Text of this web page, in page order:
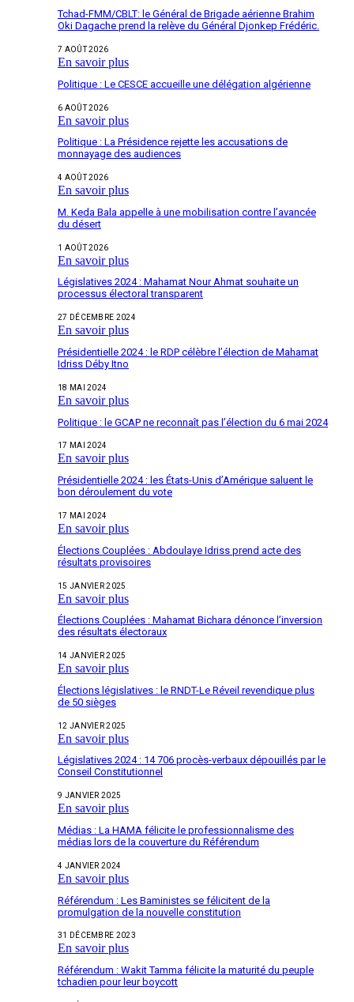
Tchad-FMM/CBLT: le Général de Brigade aérienne Brahim
Oki Dagache prend la relève du Général Djonkep Frédéric.
7 AOÛT 2026
En savoir plus
Politique : Le CESCE accueille une délégation algérienne
6 AOÛT 2026
En savoir plus
Politique : La Présidence rejette les accusations de
monnayage des audiences
4 AOÛT 2026
En savoir plus
M. Keda Bala appelle à une mobilisation contre l’avancée
du désert
1 AOÛT 2026
En savoir plus
Législatives 2024 : Mahamat Nour Ahmat souhaite un
processus électoral transparent
27 DÉCEMBRE 2024
En savoir plus
Présidentielle 2024 : le RDP célèbre l’élection de Mahamat
Idriss Déby Itno
18 MAI 2024
En savoir plus
Politique : le GCAP ne reconnaît pas l’élection du 6 mai 2024
17 MAI 2024
En savoir plus
Présidentielle 2024 : les États-Unis d’Amérique saluent le
bon déroulement du vote
17 MAI 2024
En savoir plus
Élections Couplées : Abdoulaye Idriss prend acte des
résultats provisoires
15 JANVIER 2025
En savoir plus
Élections Couplées : Mahamat Bichara dénonce l’inversion
des résultats électoraux
14 JANVIER 2025
En savoir plus
Élections législatives : le RNDT-Le Réveil revendique plus
de 50 sièges
12 JANVIER 2025
En savoir plus
Législatives 2024 : 14 706 procès-verbaux dépouillés par le
Conseil Constitutionnel
9 JANVIER 2025
En savoir plus
Médias : La HAMA félicite le professionnalisme des
médias lors de la couverture du Référendum
4 JANVIER 2024
En savoir plus
Référendum : Les Baministes se félicitent de la
promulgation de la nouvelle constitution
31 DÉCEMBRE 2023
En savoir plus
Référendum : Wakit Tamma félicite la maturité du peuple
tchadien pour leur boycott